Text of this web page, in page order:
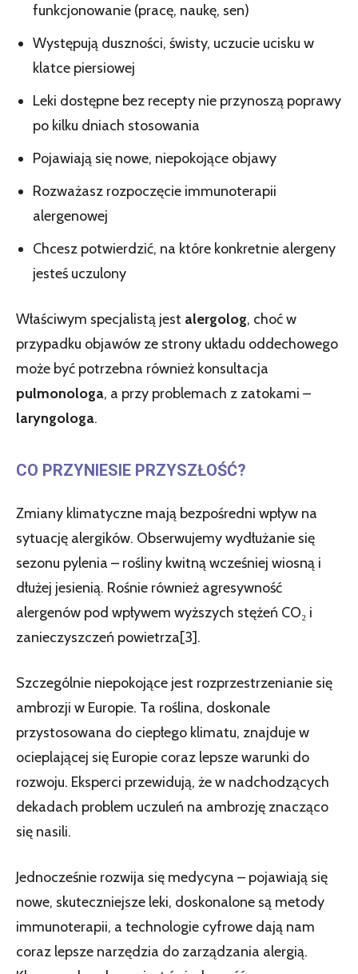
funkcjonowanie (pracę, naukę, sen)
Występują duszności, świsty, uczucie ucisku w
klatce piersiowej
Leki dostępne bez recepty nie przynoszą poprawy
po kilku dniach stosowania
Pojawiają się nowe, niepokojące objawy
Rozważasz rozpoczęcie immunoterapii
alergenowej
Chcesz potwierdzić, na które konkretnie alergeny
jesteś uczulony
Właściwym specjalistą jest alergolog, choć w
przypadku objawów ze strony układu oddechowego
może być potrzebna również konsultacja
pulmonologa, a przy problemach z zatokami –
laryngologa.
CO PRZYNIESIE PRZYSZŁOŚĆ?
Zmiany klimatyczne mają bezpośredni wpływ na
sytuację alergików. Obserwujemy wydłużanie się
sezonu pylenia – rośliny kwitną wcześniej wiosną i
dłużej jesienią. Rośnie również agresywność
alergenów pod wpływem wyższych stężeń CO₂ i
zanieczyszczeń powietrza[3].
Szczególnie niepokojące jest rozprzestrzenianie się
ambrozji w Europie. Ta roślina, doskonale
przystosowana do ciepłego klimatu, znajduje w
ocieplającej się Europie coraz lepsze warunki do
rozwoju. Eksperci przewidują, że w nadchodzących
dekadach problem uczuleń na ambrozję znacząco
się nasili.
Jednocześnie rozwija się medycyna – pojawiają się
nowe, skuteczniejsze leki, doskonalone są metody
immunoterapii, a technologie cyfrowe dają nam
coraz lepsze narzędzia do zarządzania alergią.